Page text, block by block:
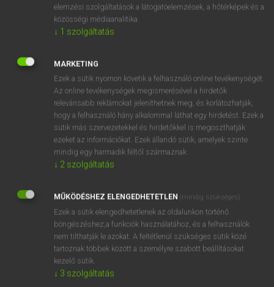
keresése szótárainkban
DÍJMENTES ANGOL SZÓTÁR
subservience
subservient
subside
subsidence
subsidiarity
subsidiary
elemzési szolgáltatások a látogatóelemzések, a hőtérképek és a
közösségi médiaanalitika.
↓ 1 szolgáltatás
MARKETING
Ezek a sütik nyomon követik a felhasználó online tevékenységét.
Az online tevékenységek megismerésével a hirdetők
relevánsabb reklámokat jeleníthetnek meg, és korlátozhatják,
hogy a felhasználó hány alkalommal láthat egy hirdetést. Ezek a
sütik más szervezetekkel és hirdetőkkel is megoszthatják
ezeket az információkat. Ezek állandó sütik, amelyek szinte
mindig egy harmadik féltől származnak.
↓ 2 szolgáltatás
MŰKÖDÉSHEZ ELENGEDHETETLEN (mindig szükséges)
Ezek a sütik elengedhetetlenek az oldalunkon történő
böngészéshez,a funkciók használatához, és a felhasználók
nem tilthatják le azokat. A feltétlenül szükséges sütik közé
tartoznak többek között a személyre szabott beállításokat
kezelő sütik.
↓ 3 szolgáltatás